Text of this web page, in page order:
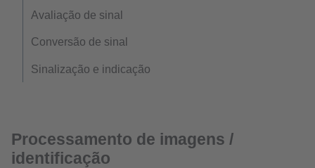
Avaliação de sinal
Conversão de sinal
Sinalização e indicação
Processamento de imagens /
identificação